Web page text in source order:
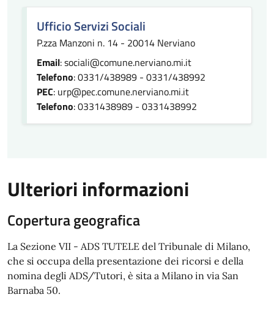
Ufficio Servizi Sociali
P.zza Manzoni n. 14 - 20014 Nerviano
Email: sociali@comune.nerviano.mi.it
Telefono: 0331/438989 - 0331/438992
PEC: urp@pec.comune.nerviano.mi.it
Telefono: 0331438989 - 0331438992
Ulteriori informazioni
Copertura geografica
La Sezione VII - ADS TUTELE del Tribunale di Milano,
che si occupa della presentazione dei ricorsi e della
nomina degli ADS/Tutori, è sita a Milano in via San
Barnaba 50.